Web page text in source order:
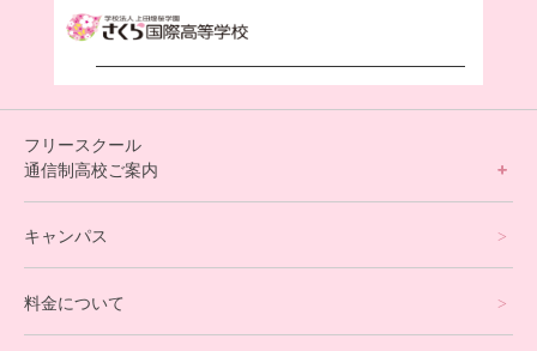
フリースクール
通信制高校ご案内
オンラインコース
キャンパス
料金について